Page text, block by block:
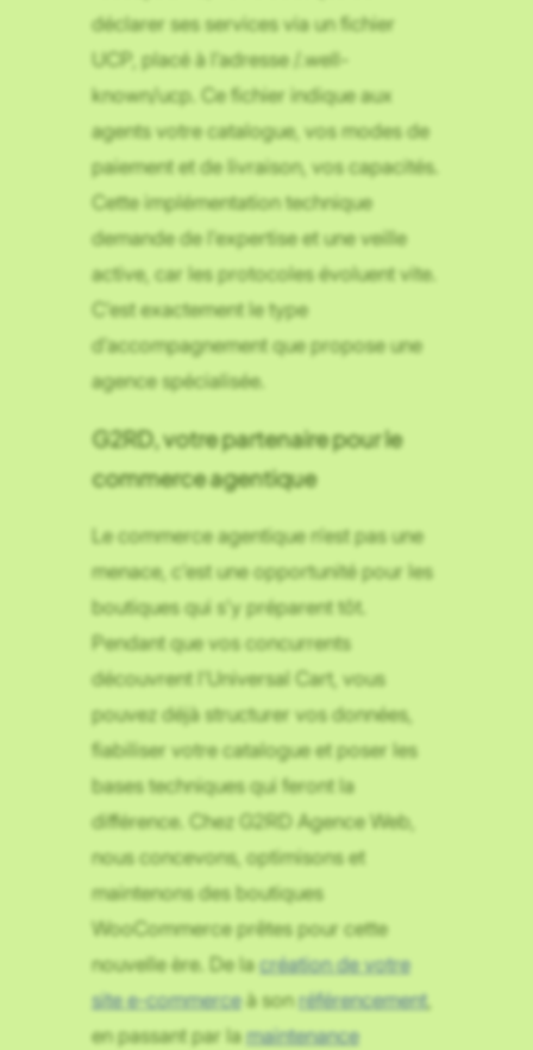
déclarer ses services via un fichier
UCP, placé à l’adresse /.well-
known/ucp. Ce fichier indique aux
agents votre catalogue, vos modes de
paiement et de livraison, vos capacités.
Cette implémentation technique
demande de l’expertise et une veille
active, car les protocoles évoluent vite.
C’est exactement le type
d’accompagnement que propose une
agence spécialisée.
G2RD, votre partenaire pour le
commerce agentique
Le commerce agentique n’est pas une
menace, c’est une opportunité pour les
boutiques qui s’y préparent tôt.
Pendant que vos concurrents
découvrent l’Universal Cart, vous
pouvez déjà structurer vos données,
fiabiliser votre catalogue et poser les
bases techniques qui feront la
différence. Chez G2RD Agence Web,
nous concevons, optimisons et
maintenons des boutiques
WooCommerce prêtes pour cette
nouvelle ère. De la création de votre
site e-commerceà son référencement,
en passant par la maintenance